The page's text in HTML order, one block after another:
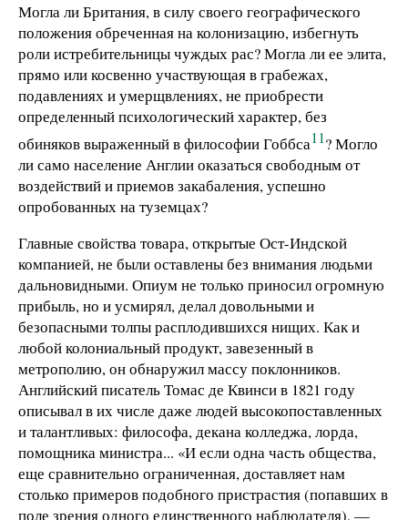
Могла ли Британия, в силу своего географического
положения обреченная на колонизацию, избегнуть
роли истребительницы чуждых рас? Могла ли ее элита,
прямо или косвенно участвующая в грабежах,
подавлениях и умерщвлениях, не приобрести
определенный психологический характер, без
обиняков выраженный в философии Гоббса11? Могло
ли само население Англии оказаться свободным от
воздействий и приемов закабаления, успешно
опробованных на туземцах?
Главные свойства товара, открытые Ост-Индской
компанией, не были оставлены без внимания людьми
дальновидными. Опиум не только приносил огромную
прибыль, но и усмирял, делал довольными и
безопасными толпы расплодившихся нищих. Как и
любой колониальный продукт, завезенный в
метрополию, он обнаружил массу поклонников.
Английский писатель Томас де Квинси в 1821 году
описывал в их числе даже людей высокопоставленных
и талантливых: философа, декана колледжа, лорда,
помощника министра... «И если одна часть общества,
еще сравнительно ограниченная, доставляет нам
столько примеров подобного пристрастия (попавших в
поле зрения одного единственного наблюдателя), —